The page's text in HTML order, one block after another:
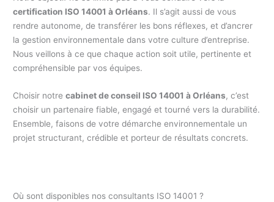
certification ISO 14001 à Orléans. Il s’agit aussi de vous
rendre autonome, de transférer les bons réflexes, et d’ancrer
la gestion environnementale dans votre culture d’entreprise.
Nous veillons à ce que chaque action soit utile, pertinente et
compréhensible par vos équipes.
Choisir notrecabinet de conseil ISO 14001 à Orléans, c’est
choisir un partenaire fiable, engagé et tourné vers la durabilité.
Ensemble, faisons de votre démarche environnementale un
projet structurant, crédible et porteur de résultats concrets.
Où sont disponibles nos consultants ISO 14001 ?